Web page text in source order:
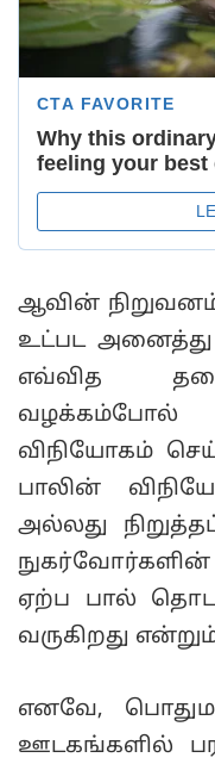
ஆவின் நிறுவனம்
உட்பட
எவ்வித
விநியோகம்
பாலின்
அல்லது
ஏற்ப பால்
வருகிறது
எனவே,
ஊடகங்களில்